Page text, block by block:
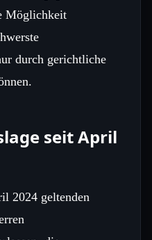
Möglichkeit
durch gerichtliche
seit April
2024 geltenden